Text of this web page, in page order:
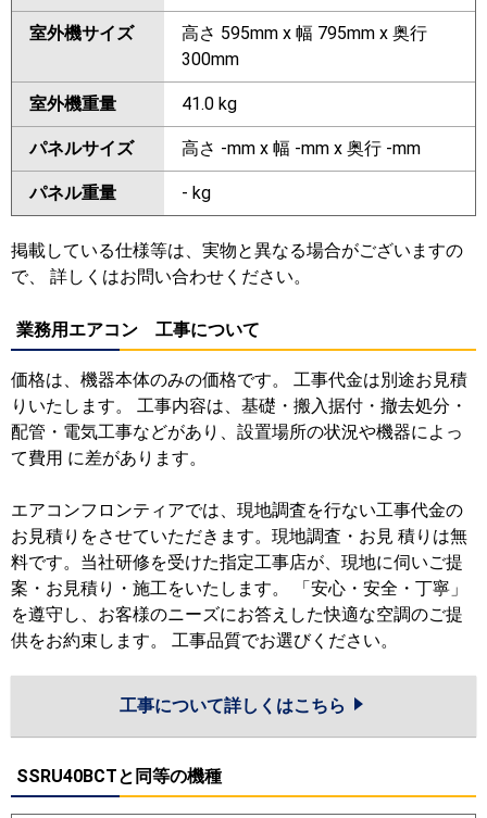
室外機サイズ
高さ 595mm x 幅 795mm x 奥行
300mm
室外機重量 41.0 kg
パネルサイズ 高さ -mm x 幅 -mm x 奥行 -mm
パネル重量 - kg
掲載している仕様等は、実物と異なる場合がございますの
で、 詳しくはお問い合わせください。
業務用エアコン 工事について
価格は、機器本体のみの価格です。 工事代金は別途お見積
りいたします。 工事内容は、基礎・搬入据付・撤去処分・
配管・電気工事などがあり、設置場所の状況や機器によっ
て費用 に差があります。
エアコンフロンティアでは、現地調査を行ない工事代金の
お見積りをさせていただきます。現地調査・お見 積りは無
料です。当社研修を受けた指定工事店が、現地に伺いご提
案・お見積り・施工をいたします。 「安心・安全・丁寧」
を遵守し、お客様のニーズにお答えした快適な空調のご提
供をお約束します。 工事品質でお選びください。
工事について詳しくはこちら
SSRU40BCTと同等の機種